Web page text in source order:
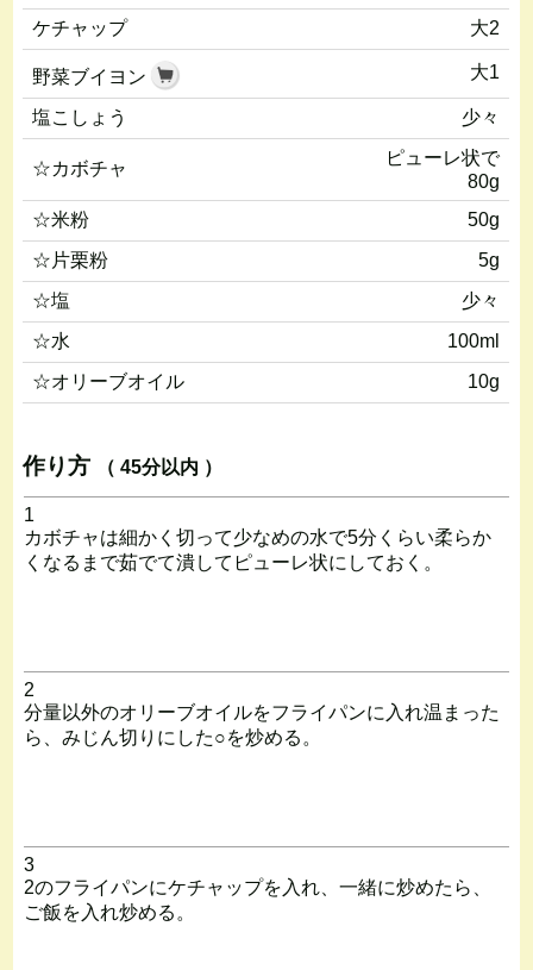
ケチャップ
大2
野菜ブイヨン 大1
塩こしょう 少々
☆カボチャ
ピューレ状で
80g
☆米粉
50g
☆片栗粉
5g
☆塩
少々
☆水
100ml
☆オリーブオイル
10g
作り方 （ 45分以内 ）
1
カボチャは細かく切って少なめの水で5分くらい柔らか
くなるまで茹でて潰してピューレ状にしておく。
2
分量以外のオリーブオイルをフライパンに入れ温まった
ら、みじん切りにした○を炒める。
3
2のフライパンにケチャップを入れ、一緒に炒めたら、
ご飯を入れ炒める。